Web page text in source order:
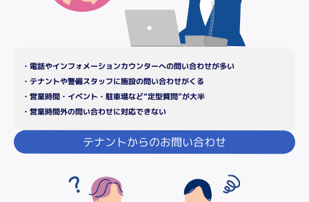
・電話やインフォメーションカウンターへの問い合わせが多い
・テナントや警備スタッフに施設の問い合わせがくる
・営業時間・イベント・駐車場など“定型質問”が大半
・営業時間外の問い合わせに対応できない
テナントからのお問い合わせ